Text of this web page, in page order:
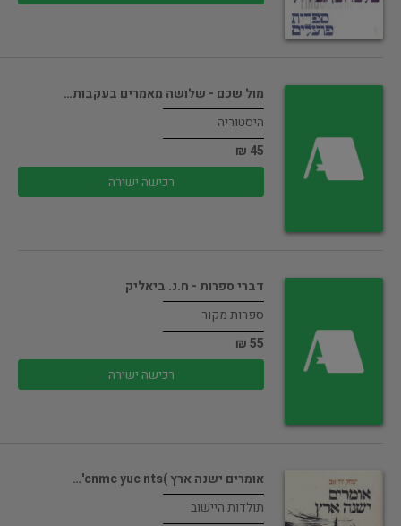
מול שכם - שלושה מאמרים בעקבות…
היסטוריה
45 ₪
רכישה ישירה
דברי ספרות - ח.נ. ביאליק
ספרות מקור
55 ₪
רכישה ישירה
אומרים ישנה ארץ )cnmc yuc nts'…
תולדות היישוב